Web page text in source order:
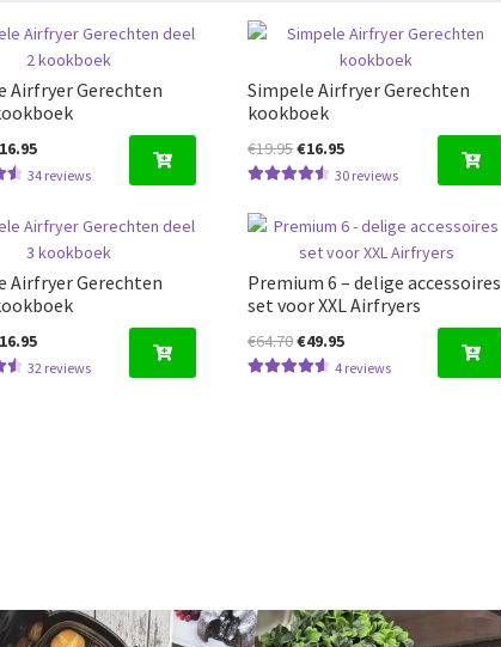
Airfryer Gerechten
Huidige
prijs
€16.95.
34 reviews
Simpele Airfryer Gerechten
kookboek
€19.95Oorspronkelijke
prijs
€19.95.
€16.95Huidige
prijs
€16.95.
d4.63 uit 5
30 reviews
Airfryer Gerechten
Huidige
prijs
32 reviews
Premium 6 – delige accessoires
set voor XXL Airfryers
€64.70Oorspronkelijke
prijs
€49.95Huidige
prijs
4 reviews